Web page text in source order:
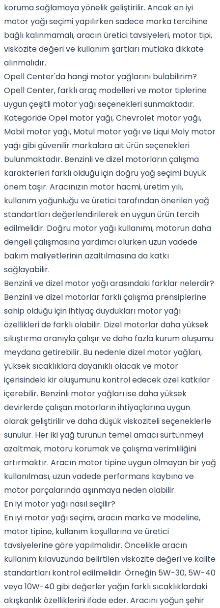
koruma sağlamaya yönelik geliştirilir. Ancak en iyi
motor yağı seçimi yapılırken sadece marka tercihine
bağlı kalınmamalı, aracın üretici tavsiyeleri, motor tipi,
viskozite değeri ve kullanım şartları mutlaka dikkate
alınmalıdır.
Opell Center'da hangi motor yağlarını bulabilirim?
Opell Center, farklı araç modelleri ve motor tiplerine
uygun çeşitli motor yağı seçenekleri sunmaktadır.
Kategoride Opel motor yağı, Chevrolet motor yağı,
Mobil motor yağı, Motul motor yağı ve Liqui Moly motor
yağı gibi güvenilir markalara ait ürün seçenekleri
bulunmaktadır. Benzinli ve dizel motorların çalışma
karakterleri farklı olduğu için doğru yağ seçimi büyük
önem taşır. Aracınızın motor hacmi, üretim yılı,
kullanım yoğunluğu ve üretici tarafından önerilen yağ
standartları değerlendirilerek en uygun ürün tercih
edilmelidir. Doğru motor yağı kullanımı, motorun daha
dengeli çalışmasına yardımcı olurken uzun vadede
bakım maliyetlerinin azaltılmasına da katkı
sağlayabilir.
Benzinli ve dizel motor yağı arasındaki farklar nelerdir?
Benzinli ve dizel motorlar farklı çalışma prensiplerine
sahip olduğu için ihtiyaç duydukları motor yağı
özellikleri de farklı olabilir. Dizel motorlar daha yüksek
sıkıştırma oranıyla çalışır ve daha fazla kurum oluşumu
meydana getirebilir. Bu nedenle dizel motor yağları,
yüksek sıcaklıklara dayanıklı olacak ve motor
içerisindeki kir oluşumunu kontrol edecek özel katkılar
içerebilir. Benzinli motor yağları ise daha yüksek
devirlerde çalışan motorların ihtiyaçlarına uygun
olarak geliştirilir ve daha düşük viskoziteli seçeneklerle
sunulur. Her iki yağ türünün temel amacı sürtünmeyi
azaltmak, motoru korumak ve çalışma verimliliğini
artırmaktır. Aracın motor tipine uygun olmayan bir yağ
kullanılması, uzun vadede performans kaybına ve
motor parçalarında aşınmaya neden olabilir.
En iyi motor yağı nasıl seçilir?
En iyi motor yağı seçimi, aracın marka ve modeline,
motor tipine, kullanım koşullarına ve üretici
tavsiyelerine göre yapılmalıdır. Öncelikle aracın
kullanım kılavuzunda belirtilen viskozite değeri ve kalite
standartları kontrol edilmelidir. Örneğin 5W-30, 5W-40
veya 10W-40 gibi değerler yağın farklı sıcaklıklardaki
akışkanlık özelliklerini ifade eder. Aracını yoğun şehir